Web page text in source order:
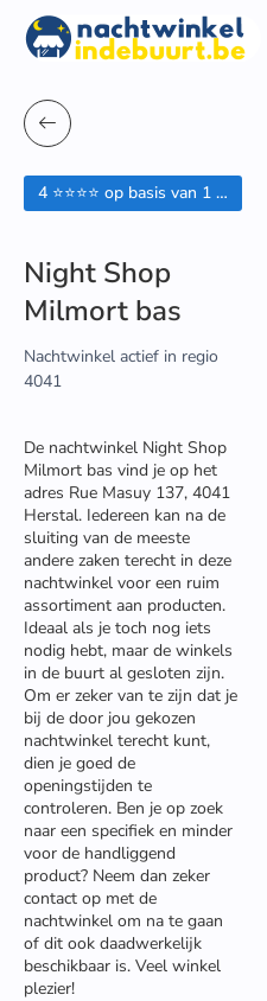
4 ⭐⭐⭐⭐ op basis van 1 beoordelingen
Night Shop
Milmort bas
Nachtwinkel actief in regio
4041
De nachtwinkel Night Shop
Milmort bas vind je op het
adres Rue Masuy 137, 4041
Herstal. Iedereen kan na de
sluiting van de meeste
andere zaken terecht in deze
nachtwinkel voor een ruim
assortiment aan producten.
Ideaal als je toch nog iets
nodig hebt, maar de winkels
in de buurt al gesloten zijn.
Om er zeker van te zijn dat je
bij de door jou gekozen
nachtwinkel terecht kunt,
dien je goed de
openingstijden te
controleren. Ben je op zoek
naar een specifiek en minder
voor de handliggend
product? Neem dan zeker
contact op met de
nachtwinkel om na te gaan
of dit ook daadwerkelijk
beschikbaar is. Veel winkel
plezier!